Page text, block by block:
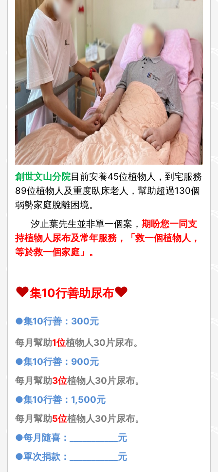
創世文山分院目前安養45位植物人，到宅服務
89位植物人及重度臥床老人，幫助超過130個
弱勢家庭脫離困境。
汐止葉先生並非單一個案， 期盼您一同支
持植物人尿布及常年服務，「救一個植物人，
等於救一個家庭」。
❤集10行善助尿布❤
●集10行善：300元
每月幫助1位植物人30片尿布。
●集10行善：900元
每月幫助3位植物人30片尿布。
●集10行善：1,500元
每月幫助5位植物人30片尿布。
●每月隨喜：___________元
●單次捐款：___________元